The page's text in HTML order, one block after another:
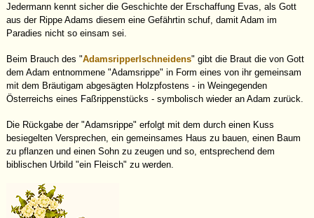
Jedermann kennt sicher die Geschichte der Erschaffung Evas, als Gott
aus der Rippe Adams diesem eine Gefährtin schuf, damit Adam im
Paradies nicht so einsam sei.
Beim Brauch des "Adamsripperlschneidens" gibt die Braut die von Gott
dem Adam entnommene "Adamsrippe" in Form eines von ihr gemeinsam
mit dem Bräutigam abgesägten Holzpfostens - in Weingegenden
Österreichs eines Faßrippenstücks - symbolisch wieder an Adam zurück.
Die Rückgabe der "Adamsrippe" erfolgt mit dem durch einen Kuss
besiegelten Versprechen, ein gemeinsames Haus zu bauen, einen Baum
zu pflanzen und einen Sohn zu zeugen und so, entsprechend dem
biblischen Urbild "ein Fleisch" zu werden.